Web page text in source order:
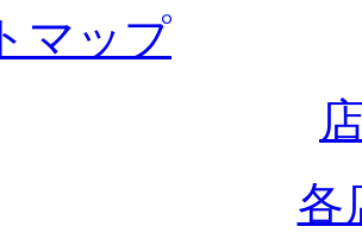
マップ
各